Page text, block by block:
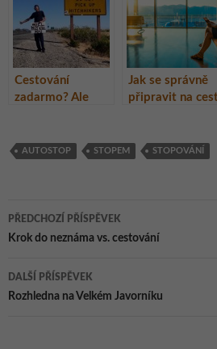
Cestování
zadarmo? Ale
Jak se správně
připravit na
AUTOSTOP STOPEM STOPOVÁNÍ
Navigace
pro
příspěvky
PŘEDCHOZÍ PŘÍSPĚVEK
Krok do neznáma vs. cestování
DALŠÍ PŘÍSPĚVEK
Rozhledna na Velkém Javorníku